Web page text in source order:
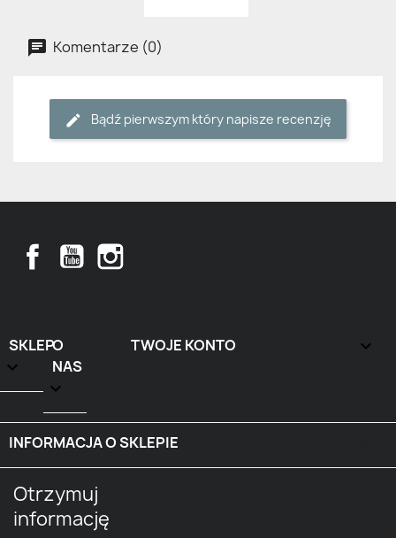
Komentarze (0)
Bądź pierwszym który napisze recenzję
FacebookYouTube
SKLEP

O
NAS

TWOJE KONTO 
INFORMACJA O SKLEPIE
Otrzymuj
informację